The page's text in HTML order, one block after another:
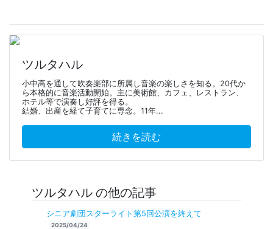
ツルタハル
小中高を通して吹奏楽部に所属し音楽の楽しさを知る。20代か
ら本格的に音楽活動開始。主に美術館、カフェ、レストラン、
ホテル等で演奏し好評を得る。
結婚、出産を経て子育てに専念。11年...
続きを読む
ツルタハル の他の記事
シニア劇団スターライト第5回公演を終えて
2025/04/24